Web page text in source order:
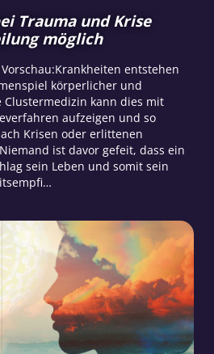
Trauma und Krise
möglich
entstehen
körperlicher und
Clustermedizin kann dies mit
aufzeigen und so
Krisen oder erlittenen
ist davor gefeit, dass ein
sein Leben und somit sein